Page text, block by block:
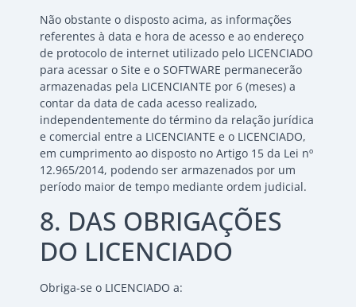
Não obstante o disposto acima, as informações
referentes à data e hora de acesso e ao endereço
de protocolo de internet utilizado pelo LICENCIADO
para acessar o Site e o SOFTWARE permanecerão
armazenadas pela LICENCIANTE por 6 (meses) a
contar da data de cada acesso realizado,
independentemente do término da relação jurídica
e comercial entre a LICENCIANTE e o LICENCIADO,
em cumprimento ao disposto no Artigo 15 da Lei nº
12.965/2014, podendo ser armazenados por um
período maior de tempo mediante ordem judicial.
8. DAS OBRIGAÇÕES
DO LICENCIADO
Obriga-se o LICENCIADO a: